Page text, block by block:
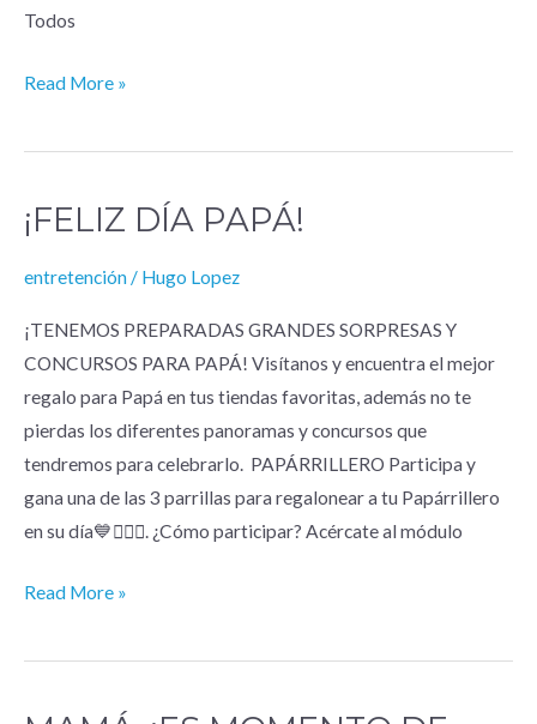
Todos
Read More »
¡FELIZ DÍA PAPÁ!
entretención / Hugo Lopez
¡TENEMOS PREPARADAS GRANDES SORPRESAS Y
CONCURSOS PARA PAPÁ! Visítanos y encuentra el mejor
regalo para Papá en tus tiendas favoritas, además no te
pierdas los diferentes panoramas y concursos que
tendremos para celebrarlo. PAPÁRRILLERO Participa y
gana una de las 3 parrillas para regalonear a tu Papárrillero
en su día💙🧔🏻‍♂️. ¿Cómo participar? Acércate al módulo
¡Feliz
papá!
Read More »